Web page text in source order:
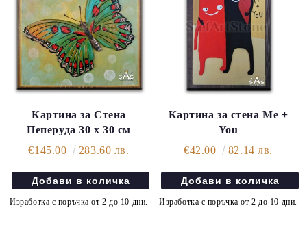
Картина за Стена
Пеперуда 30 х 30 см
€145.00
283.60 лв.
Изработка с поръчка от 2 до 10 дни.
Картина за стена Me +
You
€42.00
82.14 лв.
Изработка с поръчка от 2 до 10 дни.